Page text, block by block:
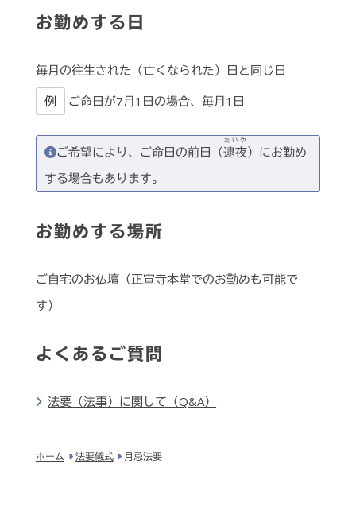
お勤めする日
毎月の往生された（亡くなられた）日と同じ日
例
ご命日が7月1日の場合、毎月1日
ご希望により、ご命日の前日（逮夜
たいや
）にお勤め
する場合もあります。
お勤めする場所
ご自宅のお仏壇（正宣寺本堂でのお勤めも可能で
す）
よくあるご質問
法要（法事）に関して（Q&A）
ホーム 法要儀式 月忌法要